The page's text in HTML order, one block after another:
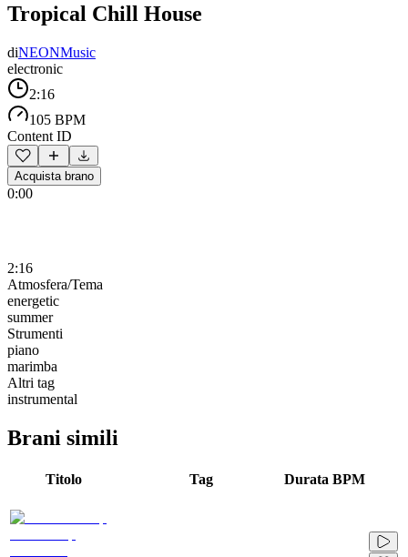
Tropical Chill House
diNEONMusic
electronic
2:16
105 BPM
Content ID
Acquista brano
0:00
2:16
Atmosfera/Tema
energetic
summer
Strumenti
piano
marimba
Altri tag
instrumental
Brani simili
Titolo Tag Durata BPM